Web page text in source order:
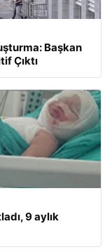
Başkan
Çıktı
9 aylık